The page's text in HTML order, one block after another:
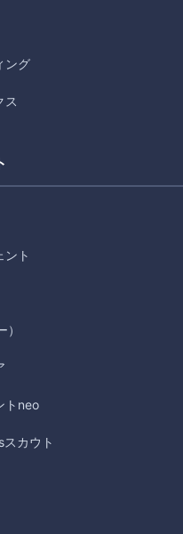
ング
ス
ント
トneo
カウト